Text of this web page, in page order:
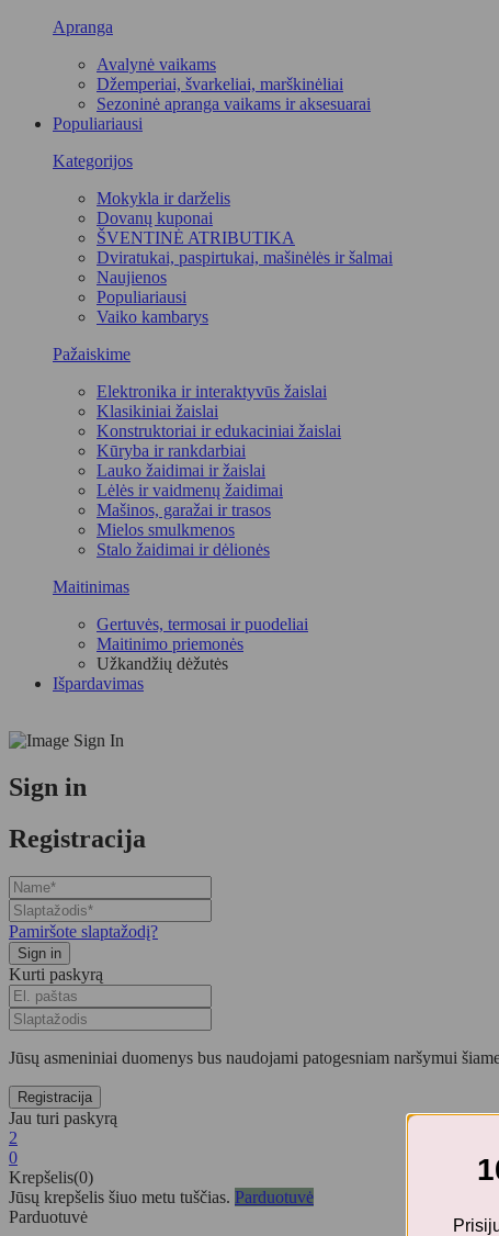
Apranga
Avalynė vaikams
Džemperiai, švarkeliai, marškinėliai
Sezoninė apranga vaikams ir aksesuarai
Populiariausi
Kategorijos
Mokykla ir darželis
Dovanų kuponai
ŠVENTINĖ ATRIBUTIKA
Dviratukai, paspirtukai, mašinėlės ir šalmai
Naujienos
Populiariausi
Vaiko kambarys
Pažaiskime
Elektronika ir interaktyvūs žaislai
Klasikiniai žaislai
Konstruktoriai ir edukaciniai žaislai
Kūryba ir rankdarbiai
Lauko žaidimai ir žaislai
Lėlės ir vaidmenų žaidimai
Mašinos, garažai ir trasos
Mielos smulkmenos
Stalo žaidimai ir dėlionės
Maitinimas
Gertuvės, termosai ir puodeliai
Maitinimo priemonės
Užkandžių dėžutės
Išpardavimas
Sign in
Registracija
Pamiršote slaptažodį?
Kurti paskyrą
Jūsų asmeniniai duomenys bus naudojami patogesniam naršymui
Jau turi paskyrą
2
0
Krepšelis(0)
Jūsų krepšelis šiuo metu tuščias. Parduotuvė
Parduotuvė